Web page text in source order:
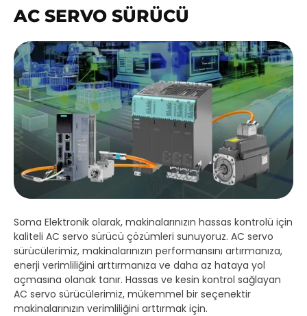
AC SERVO SÜRÜCÜ
Soma Elektronik olarak, makinalarınızın hassas kontrolü için
kaliteli AC servo sürücü çözümleri sunuyoruz. AC servo
sürücülerimiz, makinalarınızın performansını artırmanıza,
enerji verimliliğini arttırmanıza ve daha az hataya yol
açmasına olanak tanır. Hassas ve kesin kontrol sağlayan
AC servo sürücülerimiz, mükemmel bir seçenektir
makinalarınızın verimliliğini arttırmak için.